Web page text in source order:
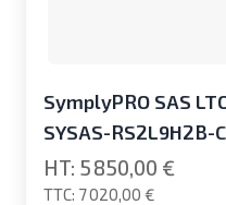
SymplyPRO SAS
SYSAS-RS2L9H2B-
7 020,00 €
5 850,00 €